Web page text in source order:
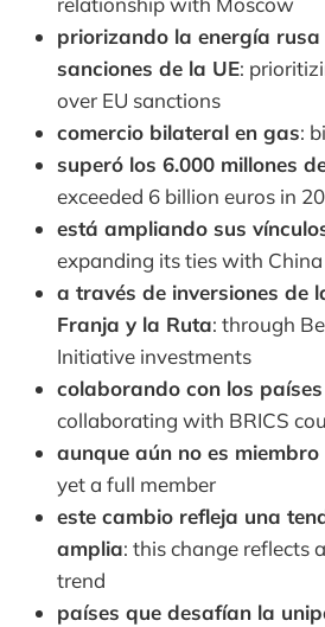
priorizando la energía
sanciones de la UE:
over EU sanctions
comercio bilateral en gas:
superó los 6.000 millones
exceeded 6 billion euros in
está ampliando sus
expanding its ties with China
a través de inversiones de
Franja y la Ruta: through
Initiative investments
colaborando con los países
collaborating with BRICS
aunque aún no es miembro
yet a full member
este cambio refleja una
amplia: this change reflects
trend
países que desafían la